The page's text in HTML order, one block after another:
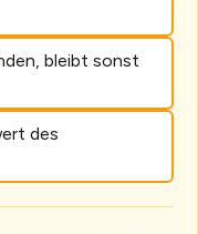
bleibt sonst
des